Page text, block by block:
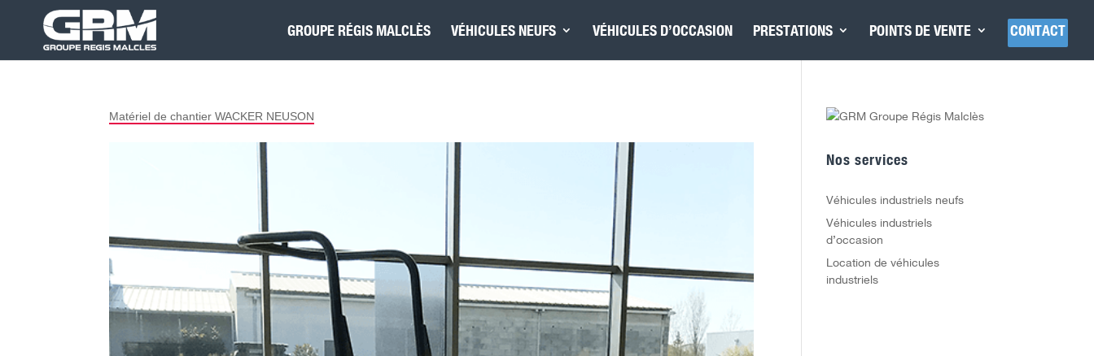
GROUPE RÉGIS MALCLÈS VÉHICULES NEUFS VÉHICULES D’OCCASION PRESTATIONS POINTS DE VENTE CONTACT
Matériel de chantier WACKER NEUSON
Nos services
Véhicules industriels neufs
Véhicules industriels
d’occasion
Location de véhicules
industriels